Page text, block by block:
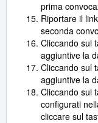
prima
Riportare il
seconda
Cliccando sul
aggiuntive la
Cliccando sul
aggiuntive la
Cliccando sul
configurati
cliccare sul